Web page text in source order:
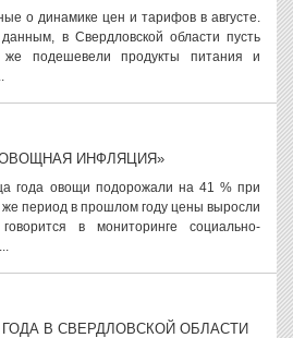
о динамике цен и тарифов в августе.
в Свердловской области пусть
же подешевели продукты питания и
ИНФЛЯЦИЯ»
года овощи подорожали на 41 % при
период в прошлом году цены выросли
в мониторинге социально-
В СВЕРДЛОВСКОЙ ОБЛАСТИ